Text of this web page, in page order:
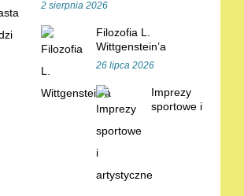
2 sierpnia 2026
Filozofia L.
Wittgenstein’a
26 lipca 2026
Imprezy
sportowe i